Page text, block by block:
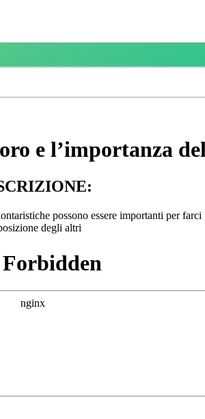
e l’importanza
possono essere importanti per
degli altri